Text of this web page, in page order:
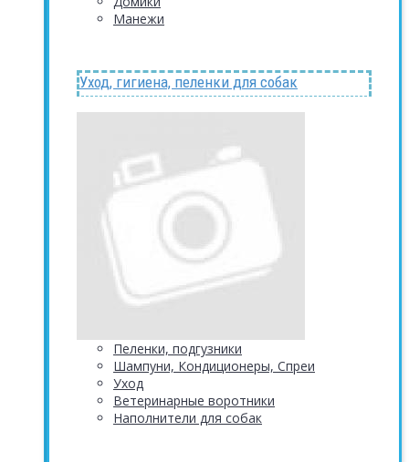
Манежи
Уход, гигиена, пеленки для собак
Пеленки, подгузники
Шампуни, Кондиционеры, Спреи
Уход
Ветеринарные воротники
Наполнители для собак